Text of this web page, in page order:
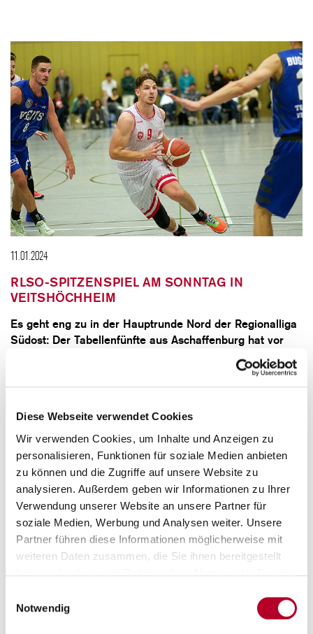
Diese Webseite verwendet Cookies
Wir verwenden Cookies, um Inhalte und Anzeigen zu
personalisieren, Funktionen für soziale Medien anbieten
zu können und die Zugriffe auf unsere Website zu
analysieren. Außerdem geben wir Informationen zu Ihrer
Verwendung unserer Website an unsere Partner für
soziale Medien, Werbung und Analysen weiter. Unsere
Partner führen diese Informationen möglicherweise mit
weiteren Daten zusammen, die Sie ihnen bereitgestellt
Notwendig
11.01.2024
RLSO-SPITZENSPIEL AM SONNTAG IN
VEITSHÖCHHEIM
Es geht eng zu in der Hauptrunde Nord der Regionalliga
Südost: Der Tabellenfünfte aus Aschaffenburg hat vor
den letzten beiden Spieltagen nur zwei Siege weniger…